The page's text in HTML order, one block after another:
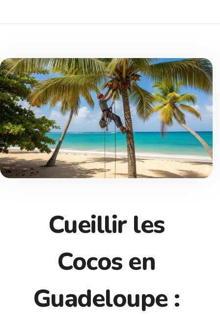
Cueillir les
Cocos en
Guadeloupe :